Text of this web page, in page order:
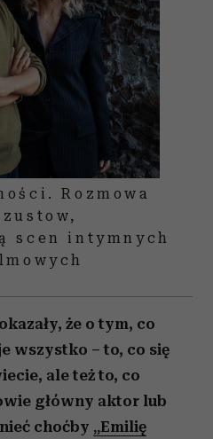
Rozmowa
scen intymnych
że o tym, co
wszystko – to, co się
ale też to, co
główny aktor lub
choćby „Emilię